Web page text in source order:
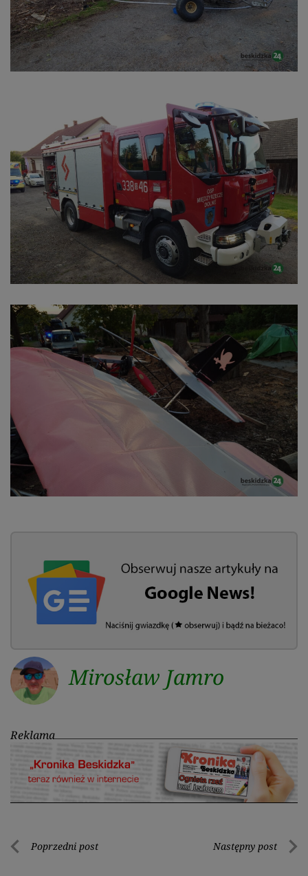
Mirosław Jamro
Reklama
Nawigacja
Poprzedni post Następny post